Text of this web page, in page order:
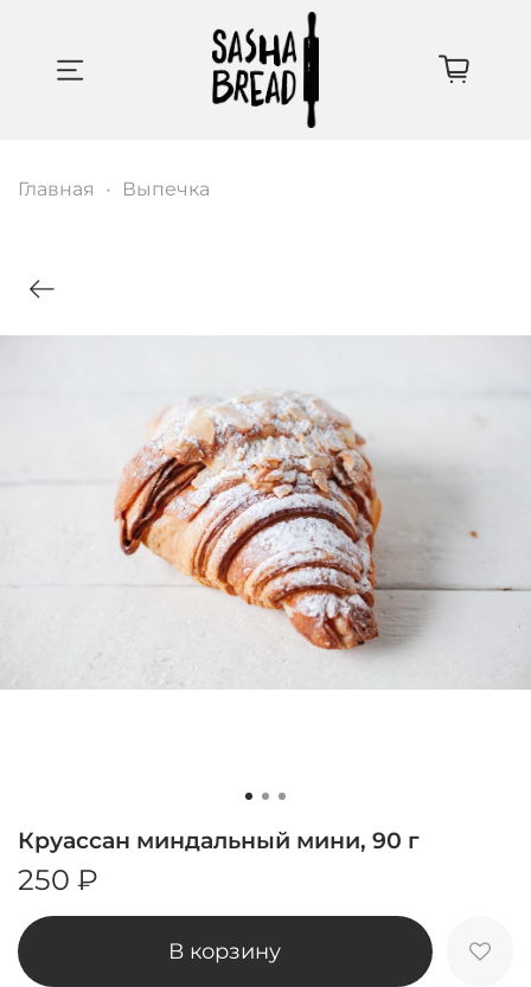
Главная Выпечка
Круассан миндальный мини, 90 г
250 ₽
В корзину